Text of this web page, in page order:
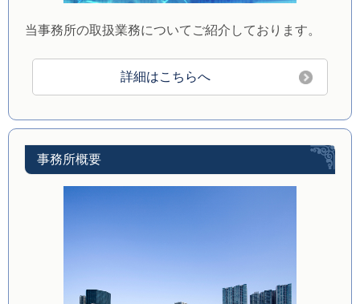
当事務所の取扱業務についてご紹介しております。
詳細はこちらへ
事務所概要